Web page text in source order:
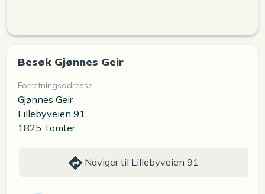
Besøk Gjønnes Geir
Forretningsadresse
Gjønnes Geir
Lillebyveien 91
1825 Tomter
Naviger til Lillebyveien 91